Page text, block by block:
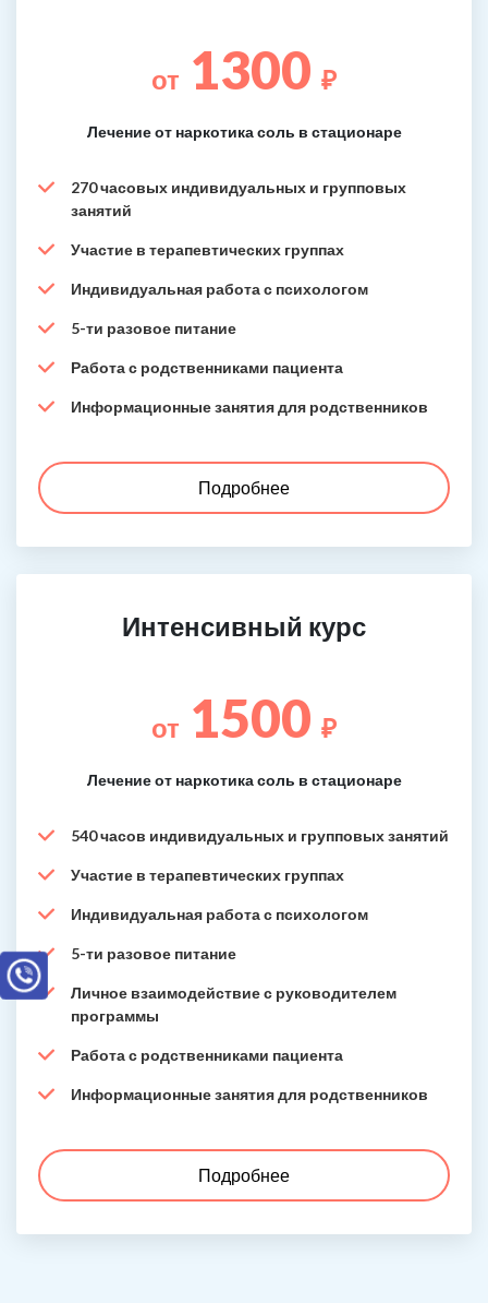
от 1300 ₽
Лечение от наркотика соль в стационаре
270 часовых индивидуальных и групповых
занятий
Участие в терапевтических группах
Индивидуальная работа с психологом
5-ти разовое питание
Работа с родственниками пациента
Информационные занятия для родственников
Подробнее
Интенсивный курс
от 1500 ₽
Лечение от наркотика соль в стационаре
540 часов индивидуальных и групповых занятий
Участие в терапевтических группах
Индивидуальная работа с психологом
5-ти разовое питание
Личное взаимодействие с руководителем
программы
Работа с родственниками пациента
Информационные занятия для родственников
Подробнее